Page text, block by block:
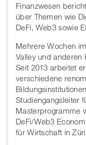
Finanzwesen
über Themen wie
DeFi, Web3 sowie
Mehrere Wochen
Valley und anderen
Seit 2013 arbeitet
verschiedene
Studiengangsleiter
Masterprogramme
DeFi/Web3
für Wirtschaft in